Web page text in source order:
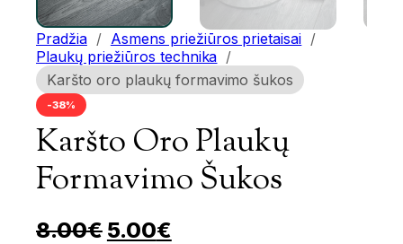
Pradžia / Asmens priežiūros prietaisai /
Plaukų priežiūros technika /
Karšto oro plaukų formavimo šukos
-38%
Karšto Oro Plaukų
Formavimo Šukos
8.00€ Pradinė kaina buvo: 8.00€.
5.00€Dabartinė kaina yra: